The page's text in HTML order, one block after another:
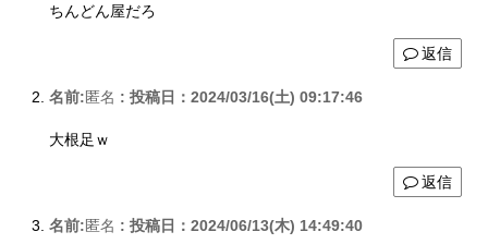
ちんどん屋だろ
返信
名前:匿名 : 投稿日：2024/03/16(土) 09:17:46
大根足ｗ
返信
名前:匿名 : 投稿日：2024/06/13(木) 14:49:40